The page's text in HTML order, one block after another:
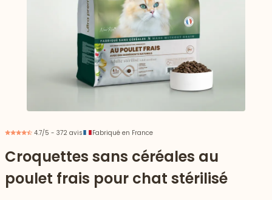
4.7/5 - 372 avis Fabriqué en France
Croquettes sans céréales au
poulet frais pour chat stérilisé